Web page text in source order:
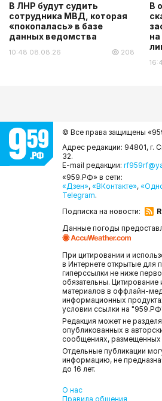
В ЛНР будут судить
сотрудника МВД, которая
«покопалась» в базе
данных ведомства
10:48 08.08.26 208
В
© Все права защищены
Адрес редакции: 94801, г.
32.
E-mail редакции:
«959.РФ» в сети:
«Дзен», «ВКонтакте»,
Telegram.
Подписка на новости:
Данные погоды
При цитировании и
в Интернете открытые для
гиперссылки не ниже
обязательны. Цитирование
материалов в оффлайн-
информационных
условии ссылки на
Редакция может не
опубликованных в
сообщениях, размещенных
Отдельные публикации
информацию, не
до 16 лет.
О нас
Правила общения